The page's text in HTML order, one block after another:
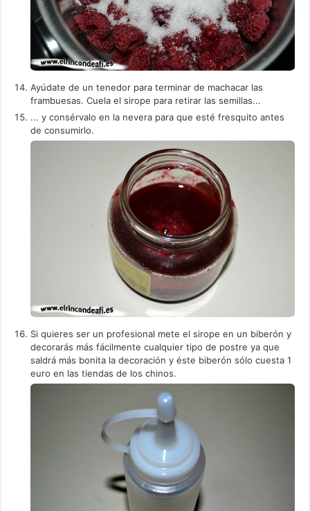
Ayúdate de un tenedor para terminar de machacar las
frambuesas. Cuela el sirope para retirar las semillas...
... y consérvalo en la nevera para que esté fresquito antes
de consumirlo.
Si quieres ser un profesional mete el sirope en un biberón y
decorarás más fácilmente cualquier tipo de postre ya que
saldrá más bonita la decoración y éste biberón sólo cuesta 1
euro en las tiendas de los chinos.